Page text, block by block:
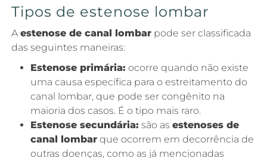
Tipos de estenose lombar
Aestenose de canal lombar pode ser classificada
das seguintes maneiras:
Estenose primária: ocorre quando não existe
uma causa específica para o estreitamento do
canal lombar, que pode ser congênito na
maioria dos casos. É o tipo mais raro.
Estenose secundária: são asestenoses de
canal lombar que ocorrem em decorrência de
outras doenças, como as já mencionadas